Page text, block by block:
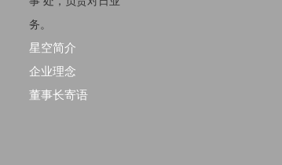
务。
星空简介
企业理念
董事长寄语